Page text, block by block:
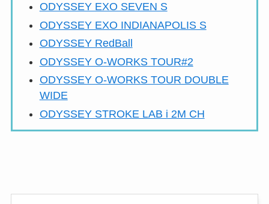
ODYSSEY EXO SEVEN S
ODYSSEY EXO INDIANAPOLIS S
ODYSSEY RedBall
ODYSSEY O-WORKS TOUR#2
ODYSSEY O-WORKS TOUR DOUBLE
WIDE
ODYSSEY STROKE LAB i 2M CH